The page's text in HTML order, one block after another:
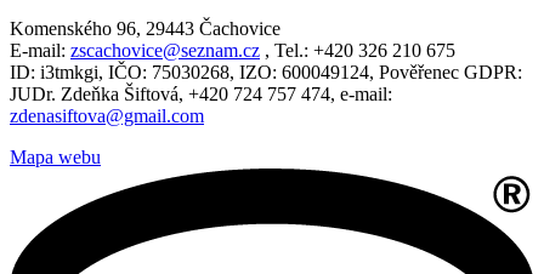
Komenského 96, 29443 Čachovice
E-mail: zscachovice@seznam.cz , Tel.: +420 326 210 675
ID: i3tmkgi, IČO: 75030268, IZO: 600049124, Pověřenec GDPR:
JUDr. Zdeňka Šiftová, +420 724 757 474, e-mail:
zdenasiftova@gmail.com
Mapa webu